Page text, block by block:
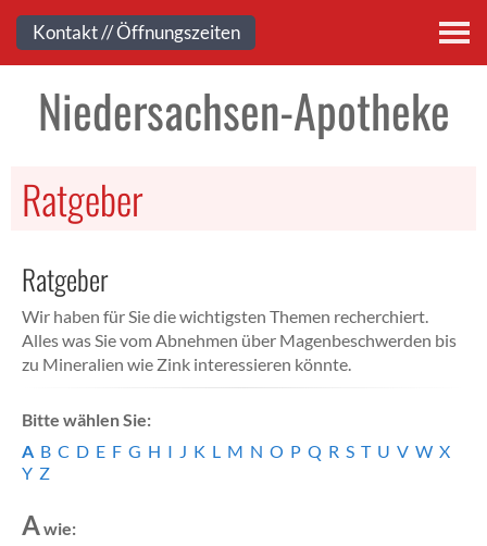
Kontakt
Niedersachsen-Apotheke
Ratgeber
Ratgeber
Wir haben für Sie die wichtigsten Themen recherchiert.
Alles was Sie vom Abnehmen über Magenbeschwerden bis
zu Mineralien wie Zink interessieren könnte.
Bitte wählen Sie:
A B C D E F G H I J K L M N O P Q R S T U V W X
Y Z
Awie:
Kontakt // Öffnungszeiten